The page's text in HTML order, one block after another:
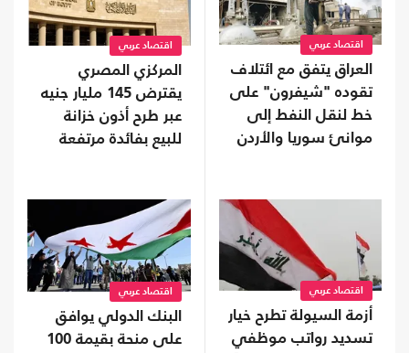
اقتصاد عربي
العراق يتفق مع ائتلاف
تقوده "شيفرون" على
خط لنقل النفط إلى
موانئ سوريا والأردن
اقتصاد عربي
المركزي المصري
يقترض 145 مليار جنيه
عبر طرح أذون خزانة
للبيع بفائدة مرتفعة
اقتصاد عربي
أزمة السيولة تطرح خيار
تسديد رواتب موظفي
اقتصاد عربي
البنك الدولي يوافق
على منحة بقيمة 100